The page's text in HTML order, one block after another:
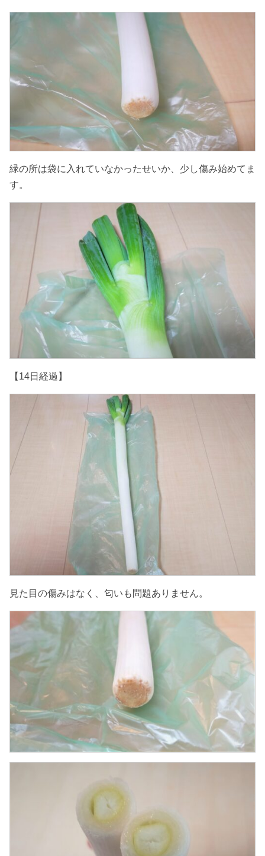
緑の所は袋に入れていなかったせいか、少し傷み始めてま
す。
【14日経過】
見た目の傷みはなく、匂いも問題ありません。